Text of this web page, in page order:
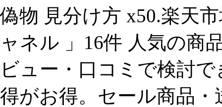
偽物 見分け方 x50.楽天
ャネル 」16件 人気の商
ビュー・口コミで検討
得がお得。セール商品